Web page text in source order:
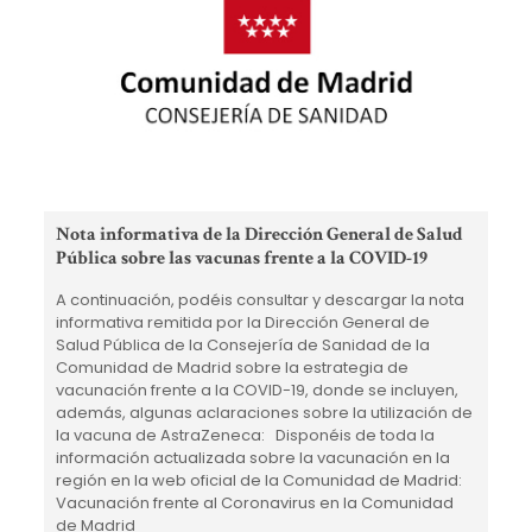
Nota informativa de la Dirección General de Salud
Pública sobre las vacunas frente a la COVID-19
A continuación, podéis consultar y descargar la nota
informativa remitida por la Dirección General de
Salud Pública de la Consejería de Sanidad de la
Comunidad de Madrid sobre la estrategia de
vacunación frente a la COVID-19, donde se incluyen,
además, algunas aclaraciones sobre la utilización de
la vacuna de AstraZeneca: Disponéis de toda la
información actualizada sobre la vacunación en la
región en la web oficial de la Comunidad de Madrid:
Vacunación frente al Coronavirus en la Comunidad
de Madrid